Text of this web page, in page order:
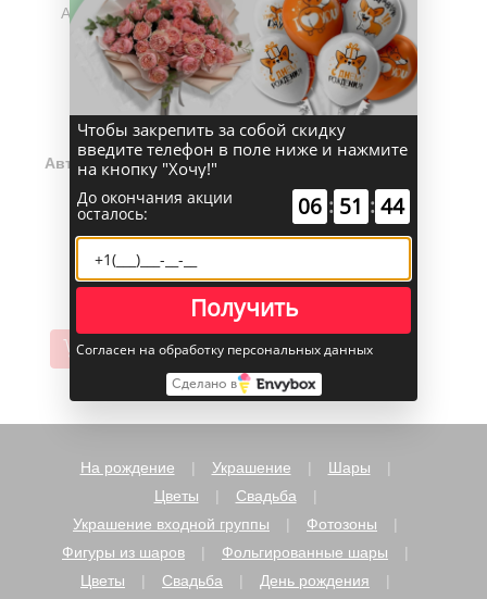
(0)
Авторский букет №6
"Полонез"
15 200 руб.
В корзину
На рождение Украшение
Шары
Цветы
Свадьба
Украшение входной группы
Фотозоны
Фигуры из шаров
Фольгированные шары
Цветы
Свадьба
День рождения
Чтобы закрепить за собой скидку
введите телефон в поле ниже и нажмите
на кнопку "Хочу!"
До окончания акции
осталось: 06 : 51 : 44
Получить
Согласен на обработку персональных данных
Сделано в